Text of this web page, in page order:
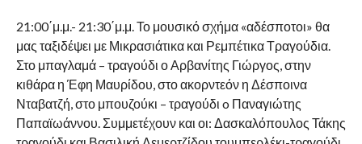
21:00΄μ.μ.- 21:30΄μ.μ. Το μουσικό σχήμα «αδέσποτοι» θα
μας ταξιδέψει με Μικρασιάτικα και Ρεμπέτικα Τραγούδια.
Στο μπαγλαμά – τραγούδι ο Αρβανίτης Γιώργος, στην
κιθάρα η Έφη Μαυρίδου, στο ακορντεόν η Δέσποινα
Νταβατζή, στο μπουζούκι – τραγούδι o Παναγιώτης
Παπαϊωάννου. Συμμετέχουν και οι: Δασκαλόπουλος Τάκης